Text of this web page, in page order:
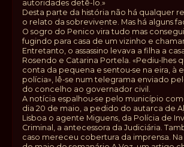
autoridades detê-lo.»
Desta parte da história não há qualquer
o relato da sobrevivente. Mas há alguns
O sogro do Penico vira tudo mas
fugindo para casa de um vizinho e
Entretanto, o assassino levava a filha a
Rosendo e Catarina Portela. «Pediu‑lhes
conta da pequena e sentou‑se na eira, à
polícia», lê-se num telegrama enviado
do concelho ao governador civil.
A notícia espalhou‑se pelo município
dia 20 de maio, a pedido do autarca de
Lisboa o agente Miguens, da Polícia de
Criminal, a antecessora da Judiciária.
caso mereceu cobertura da imprensa.